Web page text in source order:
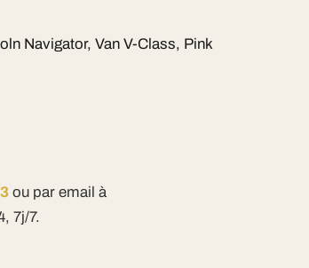
Navigator, Van V-Class, Pink
ou par email à
7j/7.